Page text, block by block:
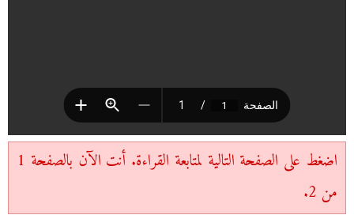
اضغط على الصفحة التالية لمتابعة القراءة. أنت الآن بالصفحة 1
من 2.